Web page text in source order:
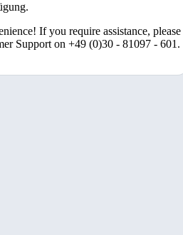
If you require assistance, please
Support on +49 (0)30 - 81097 - 601.